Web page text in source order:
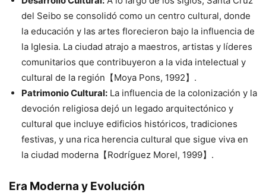
del Seibo se consolidó como un centro cultural, donde
la educación y las artes florecieron bajo la influencia de
la Iglesia. La ciudad atrajo a maestros, artistas y líderes
comunitarios que contribuyeron a la vida intelectual y
cultural de la región【Moya Pons, 1992】.
Patrimonio Cultural: La influencia de la colonización y la
devoción religiosa dejó un legado arquitectónico y
cultural que incluye edificios históricos, tradiciones
festivas, y una rica herencia cultural que sigue viva en
la ciudad moderna【Rodríguez Morel, 1999】.
Era Moderna y Evolución